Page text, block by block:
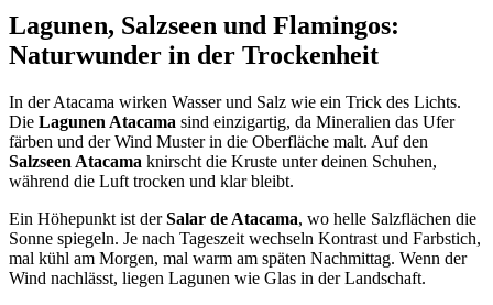
Lagunen, Salzseen und Flamingos:
Naturwunder in der Trockenheit
In der Atacama wirken Wasser und Salz wie ein Trick des Lichts.
Die Lagunen Atacama sind einzigartig, da Mineralien das Ufer
färben und der Wind Muster in die Oberfläche malt. Auf den
Salzseen Atacama knirscht die Kruste unter deinen Schuhen,
während die Luft trocken und klar bleibt.
Ein Höhepunkt ist derSalar de Atacama, wo helle Salzflächen die
Sonne spiegeln. Je nach Tageszeit wechseln Kontrast und Farbstich,
mal kühl am Morgen, mal warm am späten Nachmittag. Wenn der
Wind nachlässt, liegen Lagunen wie Glas in der Landschaft.